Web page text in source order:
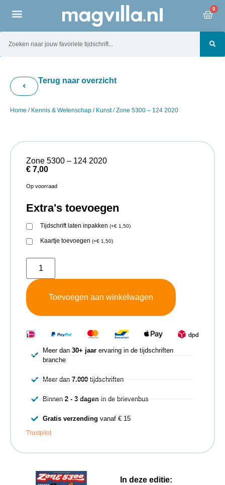
0
Terug naar overzicht
Home / Kennis & Wetenschap / Kunst/ Zone 5300 – 124 2020
In deze editie:
Zone 5300 – 124 2020
€ 7,00
Op voorraad
Extra's toevoegen
Tijdschrift laten inpakken (+€ 1,50)
Kaartje toevoegen (+€ 1,50)
Toevoegen aan winkelwagen
Meer dan 30+ jaarervaring in de tijdschriften
branche
Meer dan 7.000tijdschriften
Binnen 2 - 3 dagenin de brievenbus
Gratis verzending vanaf € 15
Trustpilot